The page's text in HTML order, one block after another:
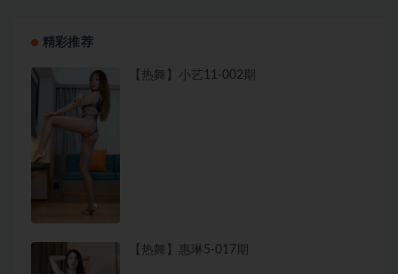
精彩推荐
【热舞】小艺11-002期
【热舞】惠琳5-017期